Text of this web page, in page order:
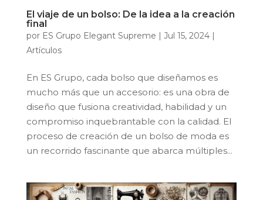
El viaje de un bolso: De la idea a la creación
final
por ES Grupo Elegant Supreme | Jul 15, 2024|
Artículos
En ES Grupo, cada bolso que diseñamos es
mucho más que un accesorio: es una obra de
diseño que fusiona creatividad, habilidad y un
compromiso inquebrantable con la calidad. El
proceso de creación de un bolso de moda es
un recorrido fascinante que abarca múltiples...